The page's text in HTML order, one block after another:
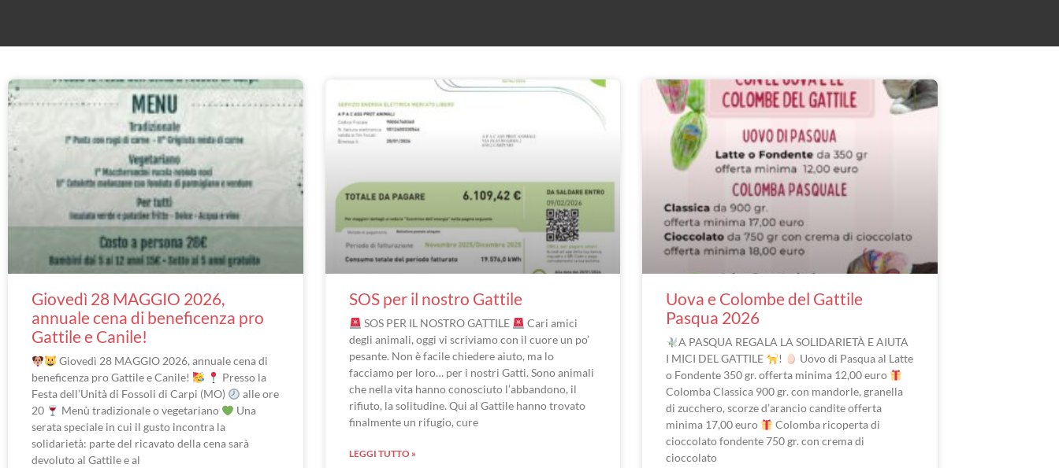
Giovedì 28 MAGGIO 2026,
annuale cena di beneficenza pro
Gattile e Canile!
Giovedì 28 MAGGIO 2026, annuale cena di
beneficenza pro Gattile e Canile!
Presso la
Festa dell’Unità di Fossoli di Carpi (MO)
alle ore
20
Menù tradizionale o vegetariano
Una
serata speciale in cui il gusto incontra la
solidarietà: parte del ricavato della cena sarà
devoluto al Gattile e al
SOS per il nostro Gattile
SOS PER IL NOSTRO GATTILE
Cari amici
degli animali, oggi vi scriviamo con il cuore un po’
pesante. Non è facile chiedere aiuto, ma lo
facciamo per loro… per i nostri Gatti. Sono animali
che nella vita hanno conosciuto l’abbandono, il
rifiuto, la solitudine. Qui al Gattile hanno trovato
finalmente un rifugio, cure
LEGGI TUTTO »
Uova e Colombe del Gattile
Pasqua 2026
A PASQUA REGALA LA SOLIDARIETÀ E AIUTA
I MICI DEL GATTILE
!
Uovo di Pasqua al Latte
o Fondente 350 gr. offerta minima 12,00 euro
Colomba Classica 900 gr. con mandorle, granella
di zucchero, scorze d’arancio candite offerta
minima 17,00 euro
Colomba ricoperta di
cioccolato fondente 750 gr. con crema di
cioccolato